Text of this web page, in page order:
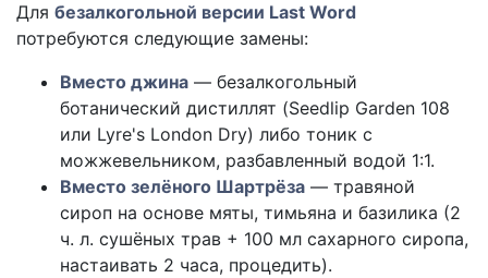
Для безалкогольной версии Last Word
потребуются следующие замены:
Вместо джина — безалкогольный
ботанический дистиллят (Seedlip Garden 108
или Lyre's London Dry) либо тоник с
можжевельником, разбавленный водой 1:1.
Вместо зелёного Шартрёза — травяной
сироп на основе мяты, тимьяна и базилика (2
ч. л. сушёных трав + 100 мл сахарного сиропа,
настаивать 2 часа, процедить).